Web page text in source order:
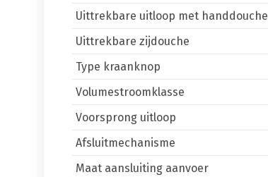
Uittrekbare uitloop met handdouche
Uittrekbare zijdouche
Type kraanknop
Volumestroomklasse
Voorsprong uitloop
Afsluitmechanisme
Maat aansluiting aanvoer